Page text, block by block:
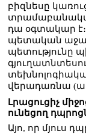
բիզնեսը
դա օգտակար է։
պետական
պետությունը
վերադառնա
Լրացուցիչ
ունեցող
Այո, որ մյուս